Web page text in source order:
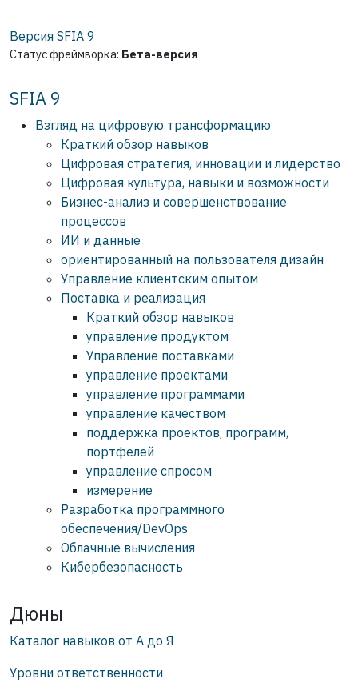
Версия SFIA 9
Статус фреймворка: Бета-версия
SFIA 9
Взгляд на цифровую трансформацию
Краткий обзор навыков
Цифровая стратегия, инновации и лидерство
Цифровая культура, навыки и возможности
Бизнес-анализ и совершенствование
процессов
ИИ и данные
ориентированный на пользователя дизайн
Управление клиентским опытом
Поставка и реализация
Краткий обзор навыков
управление продуктом
Управление поставками
управление проектами
управление программами
управление качеством
поддержка проектов, программ,
портфелей
управление спросом
измерение
Разработка программного
обеспечения/DevOps
Облачные вычисления
Кибербезопасность
Дюны
Каталог навыков от А до Я
Уровни ответственности